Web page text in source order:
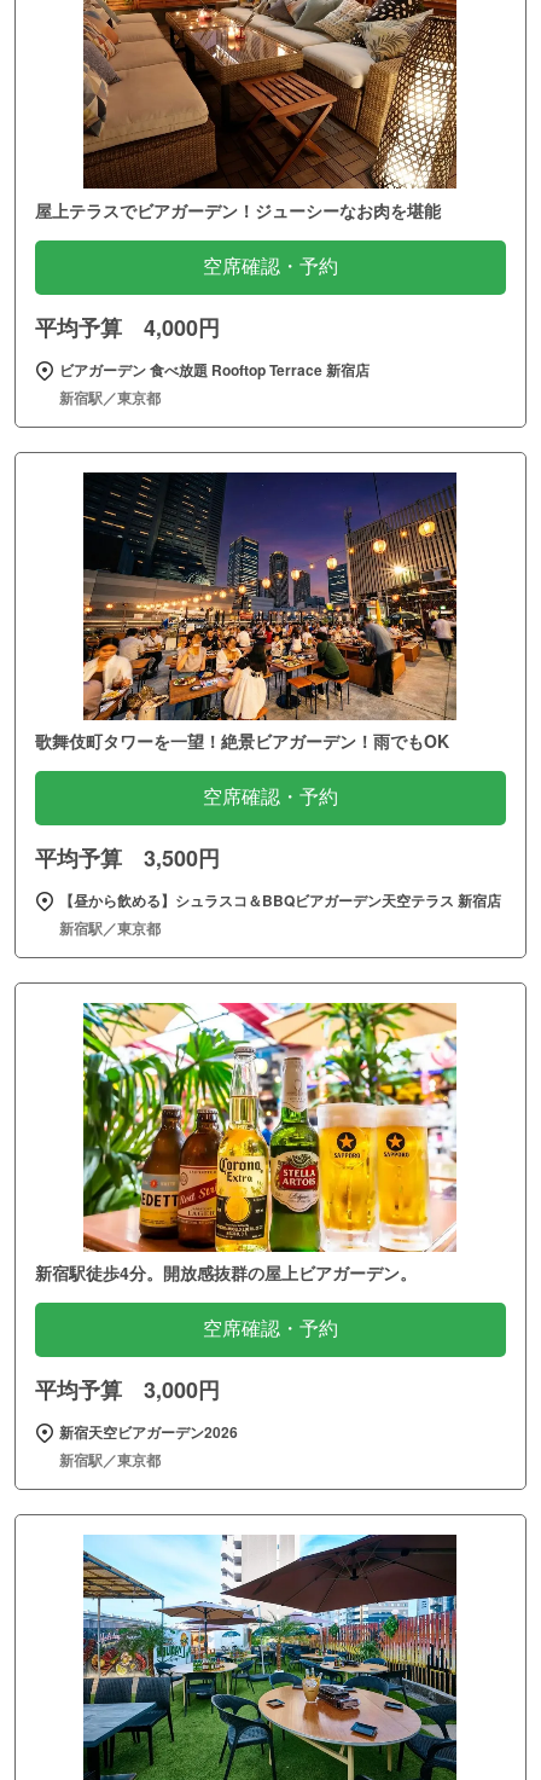
屋上テラスでビアガーデン！ジューシーなお肉を堪能
空席確認・予約
平均予算 4,000円
ビアガーデン 食べ放題 Rooftop Terrace 新宿店
新宿駅／東京都
歌舞伎町タワーを一望！絶景ビアガーデン！雨でもOK
空席確認・予約
平均予算 3,500円
【昼から飲める】シュラスコ＆BBQビアガーデン天空テラス 新宿店
新宿駅／東京都
新宿駅徒歩4分。開放感抜群の屋上ビアガーデン。
空席確認・予約
平均予算 3,000円
新宿天空ビアガーデン2026
新宿駅／東京都